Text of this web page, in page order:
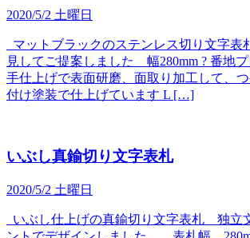
2020/5/2 土曜日
マットブラックのステンレス切り文字表
見してご提案しました 幅280mm ? 番地プ
手仕上げで表面研磨、面取り加工して、
付け塗装で仕上げています L […]
いぶし真鍮切り文字表札
2020/5/2 土曜日
いぶし仕上げの真鍮切り文字表札 独立